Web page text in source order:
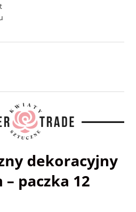
dekoracyjny
– paczka 12